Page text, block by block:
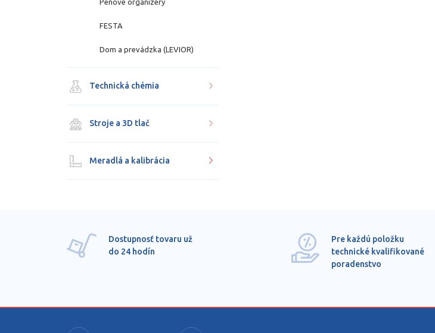
Penové organizéry
FESTA
Dom a prevádzka (LEVIOR)
Technická chémia
Stroje a 3D tlač
Meradlá a kalibrácia
Dostupnosť tovaru už
do 24 hodín
Pre každú položku
technické kvalifikované
poradenstvo